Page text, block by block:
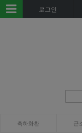
로그인
축하화환 근